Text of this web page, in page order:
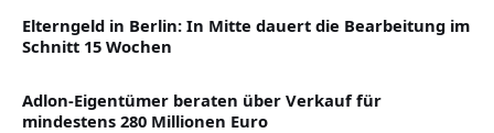
Elterngeld in Berlin: In Mitte dauert die Bearbeitung im
Schnitt 15 Wochen
Adlon-Eigentümer beraten über Verkauf für
mindestens 280 Millionen Euro